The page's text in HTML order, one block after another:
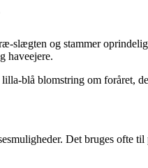
slægten og stammer
haveejere.
blå blomstring om foråret,
Det bruges ofte